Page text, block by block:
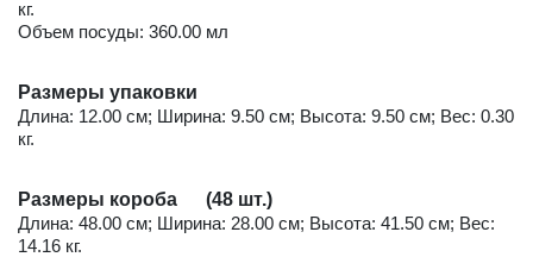
кг.
Объем посуды: 360.00 мл
Размеры упаковки
Длина: 12.00 см; Ширина: 9.50 см; Высота: 9.50 см; Вес: 0.30
кг.
Размеры короба (48 шт.)
Длина: 48.00 см; Ширина: 28.00 см; Высота: 41.50 см; Вес:
14.16 кг.